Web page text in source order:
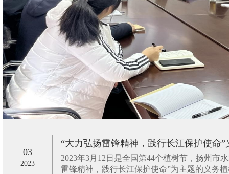
03
2023
“大力弘扬雷锋精神，践行长江保护使命”
2023年3月12日是全国第44个植树节，扬州市
雷锋精神，践行长江保护使命”为主题的义务